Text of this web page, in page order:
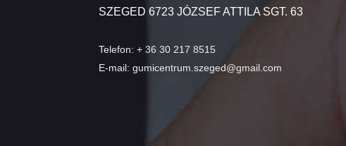
SZEGED 6723 JÓZSEF ATTILA SGT. 63
Telefon: + 36 30 217 8515
E-mail: gumicentrum.szeged@gmail.com